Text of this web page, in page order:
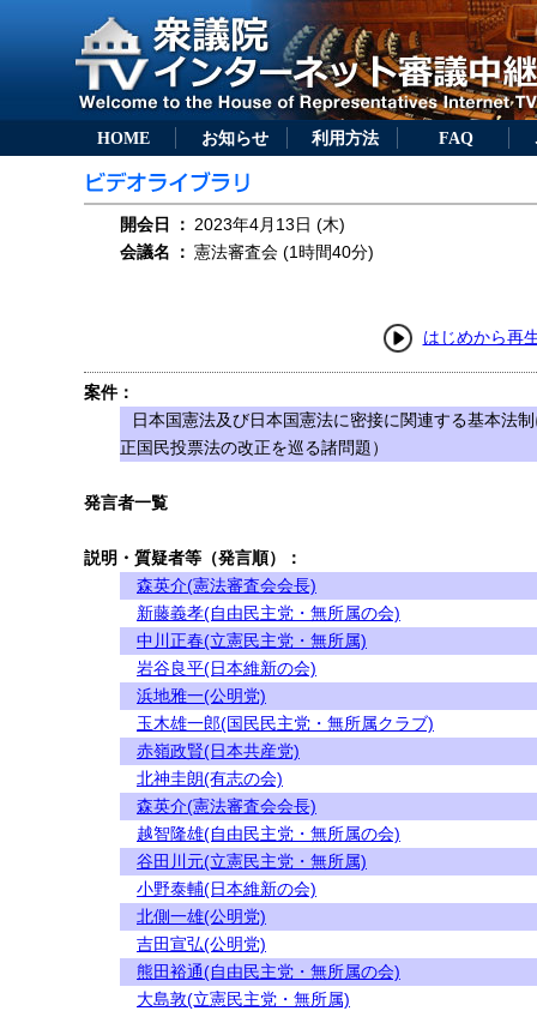
HOME お知らせ 利用方法 FAQ
開会日 ： 2023年4月13日 (木)
会議名
： 憲法審査会 (1時間40分)
はじめから再
案件：
日本国憲法及び日本国憲法に密接に関連する基本法
正国民投票法の改正を巡る諸問題）
発言者一覧
説明・質疑者等（発言順）：
森英介(憲法審査会会長)
新藤義孝(自由民主党・無所属の会)
中川正春(立憲民主党・無所属)
岩谷良平(日本維新の会)
浜地雅一(公明党)
玉木雄一郎(国民民主党・無所属クラブ)
赤嶺政賢(日本共産党)
北神圭朗(有志の会)
森英介(憲法審査会会長)
越智隆雄(自由民主党・無所属の会)
谷田川元(立憲民主党・無所属)
小野泰輔(日本維新の会)
北側一雄(公明党)
吉田宣弘(公明党)
熊田裕通(自由民主党・無所属の会)
大島敦(立憲民主党・無所属)